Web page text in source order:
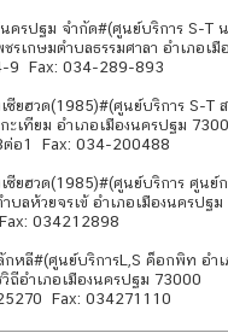
ครปฐม จำกัด#(ศูนย์บริการ S-T
เกษมตำบลธรรมศาลา อำเภอเ
9 Fax: 034-289-893
ซียฮวด(1985)#(ศูนย์บริการ S-T
ะเทียม อำเภอเมืองนครปฐม
อ1 Fax: 034-200488
ซียฮวด(1985)#(ศูนย์บริการ ศูนย์ก
บลห้วยจรเข้ อำเภอเมืองนครปฐ
034212898
หลี#(ศูนย์บริการL,S ค็อกพิท อำเ
อำเภอเมืองนครปฐม 73000
Fax: 034271110